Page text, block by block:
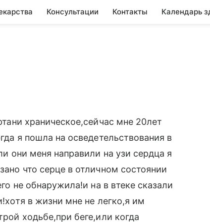
Консультации Контакты Календарь
храническое,сейчас мне 20лет
я пошла на осведетельствования в
они меня направили на узи сердца я
что серце в отличном состоянии
не обнаружила!и на в втеке сказали
в жизни мне не легко,я им
ходьбе,при беге,или когда